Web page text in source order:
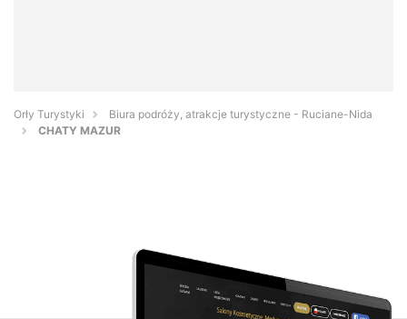
Orły Turystyki
Biura podróży, atrakcje turystyczne - Ruciane-Nida
CHATY MAZUR